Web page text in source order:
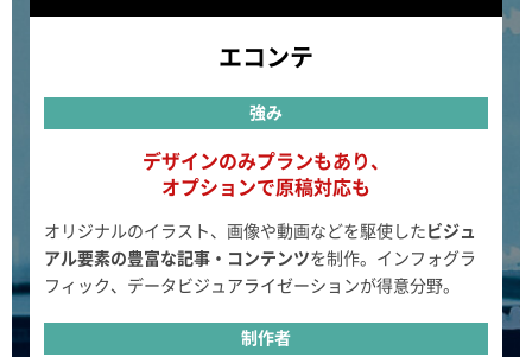
エコンテ
強み
デザインのみプランもあり、
オプションで原稿対応も
オリジナルのイラスト、画像や動画などを駆使したビジュ
アル要素の豊富な記事・コンテンツを制作。インフォグラ
フィック、データビジュアライゼーションが得意分野。
制作者